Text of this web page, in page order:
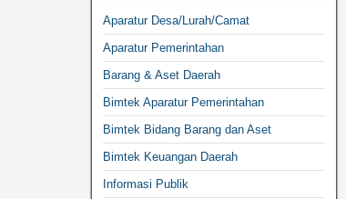
Aparatur Desa/Lurah/Camat
Aparatur Pemerintahan
Barang & Aset Daerah
Bimtek Aparatur Pemerintahan
Bimtek Bidang Barang dan Aset
Bimtek Keuangan Daerah
Informasi Publik